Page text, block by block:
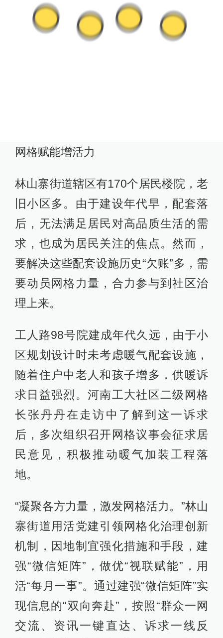
网格赋能增活力
林山寨街道辖区有170个居民楼院，老
旧小区多。由于建设年代早，配套落
后，无法满足居民对高品质生活的需
求，也成为居民关注的焦点。然而，
要解决这些配套设施历史“欠账”多，需
要动员网格力量，合力参与到社区治
理上来。
工人路98号院建成年代久远，由于小
区规划设计时未考虑暖气配套设施，
随着住户中老人和孩子增多，供暖诉
求日益强烈。河南工大社区二级网格
长张丹丹在走访中了解到这一诉求
后，多次组织召开网格议事会征求居
民意见，积极推动暖气加装工程落
地。
“凝聚各方力量，激发网格活力。”林山
寨街道用活党建引领网格化治理创新
机制，因地制宜强化措施和手段，建
强“微信矩阵”，做优“视联赋能”，用
活“每月一事”。通过建强“微信矩阵”实
现信息的“双向奔赴”，按照“群众一网
交流、资讯一键直达、诉求一线反